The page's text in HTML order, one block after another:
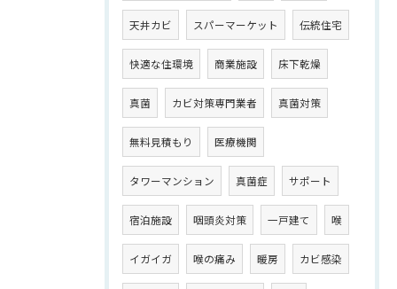
天井カビ スパーマーケット 伝統住宅
快適な住環境 商業施設 床下乾燥
真菌 カビ対策専門業者 真菌対策
無料見積もり 医療機関
タワーマンション 真菌症 サポート
宿泊施設 咽頭炎対策 一戸建て 喉
イガイガ 喉の痛み 暖房 カビ感染